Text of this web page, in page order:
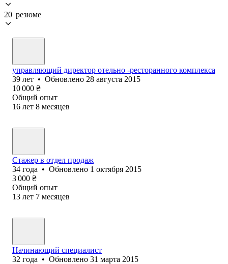
20 резюме
управляющий директор отельно -ресторанного комплекса
39 лет • Обновлено 28 августа 2015
10 000 ₴
Общий опыт
16 лет 8 месяцев
Стажер в отдел продаж
34 года • Обновлено 1 октября 2015
3 000 ₴
Общий опыт
13 лет 7 месяцев
Начинающий специалист
32 года • Обновлено 31 марта 2015